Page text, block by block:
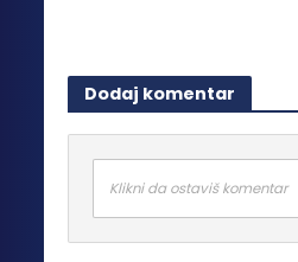
Dodaj komentar
Klikni da ostaviš komentar